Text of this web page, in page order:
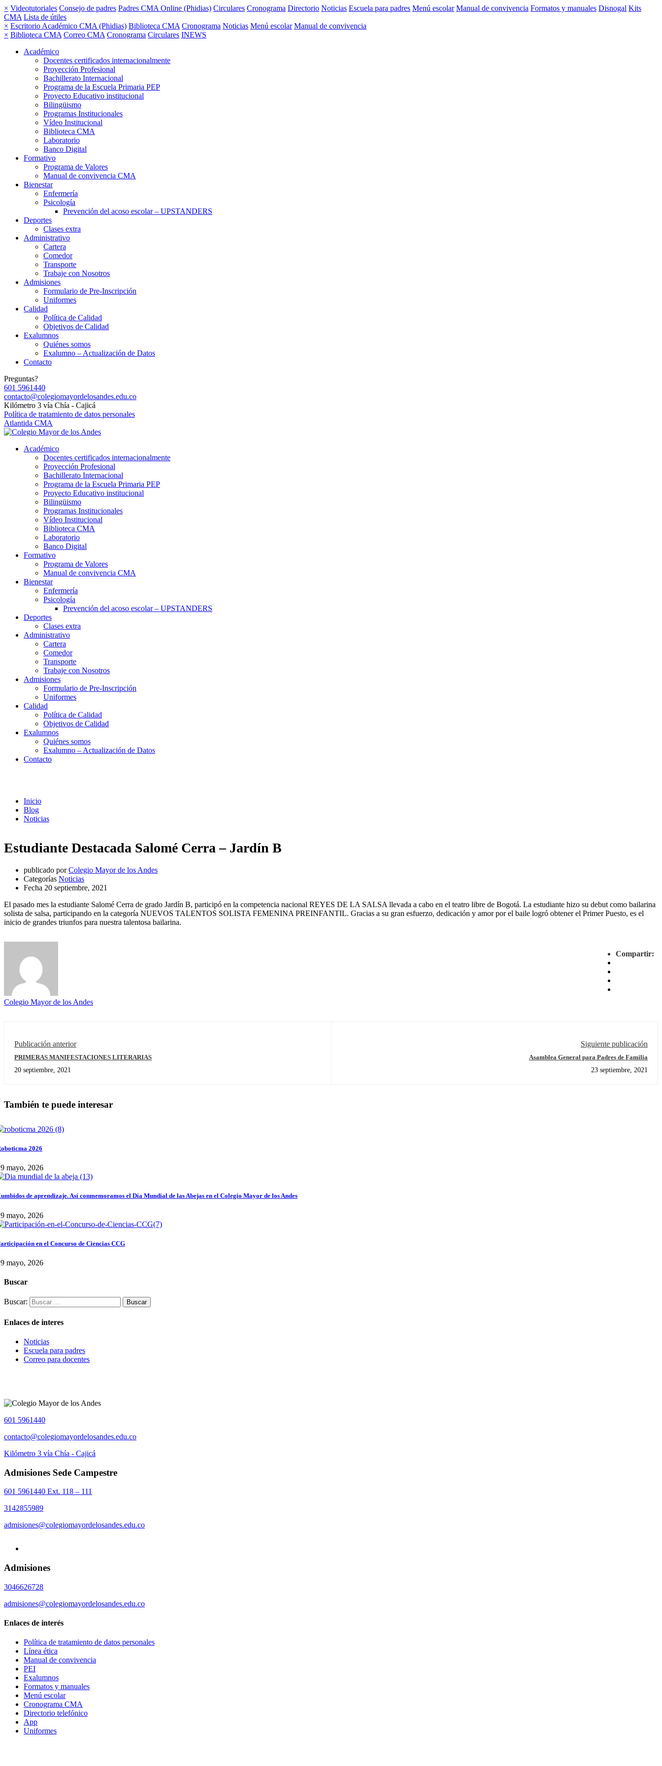
× Videotutoriales Consejo de padres Padres CMA Online (Phidias) Circulares Cronograma Directorio Noticias Escuela para padres Menú escolar Manual de convivencia Formatos y manuales Disnogal Kits
CMA Lista de útiles
× Escritorio Académico CMA (Phidias) Biblioteca CMA Cronograma Noticias Menú escolar Manual de convivencia
× Biblioteca CMA Correo CMA Cronograma Circulares INEWS
Académico
Docentes certificados internacionalmente
Proyección Profesional
Bachillerato Internacional
Programa de la Escuela Primaria PEP
Proyecto Educativo institucional
Bilingüismo
Programas Institucionales
Vídeo Institucional
Biblioteca CMA
Laboratorio
Banco Digital
Formativo
Programa de Valores
Manual de convivencia CMA
Bienestar
Enfermería
Psicología
Prevención del acoso escolar – UPSTANDERS
Deportes
Clases extra
Administrativo
Cartera
Comedor
Transporte
Trabaje con Nosotros
Admisiones
Formulario de Pre-Inscripción
Uniformes
Calidad
Política de Calidad
Objetivos de Calidad
Exalumnos
Quiénes somos
Exalumno – Actualización de Datos
Contacto
Preguntas?
601 5961440
contacto@colegiomayordelosandes.edu.co
Kilómetro 3 vía Chía - Cajicá
Política de tratamiento de datos personales
Atlantida CMA
Académico
Docentes certificados internacionalmente
Proyección Profesional
Bachillerato Internacional
Programa de la Escuela Primaria PEP
Proyecto Educativo institucional
Bilingüismo
Programas Institucionales
Vídeo Institucional
Biblioteca CMA
Laboratorio
Banco Digital
Formativo
Programa de Valores
Manual de convivencia CMA
Bienestar
Enfermería
Psicología
Prevención del acoso escolar – UPSTANDERS
Deportes
Clases extra
Administrativo
Cartera
Comedor
Transporte
Trabaje con Nosotros
Admisiones
Formulario de Pre-Inscripción
Uniformes
Calidad
Política de Calidad
Objetivos de Calidad
Exalumnos
Quiénes somos
Exalumno – Actualización de Datos
Contacto
Inicio
Blog
Noticias
Estudiante Destacada Salomé Cerra – Jardín B
publicado por Colegio Mayor de los Andes
Categorías Noticias
Fecha 20 septiembre, 2021
El pasado mes la estudiante Salomé Cerra de grado Jardín B, participó en la competencia nacional REYES DE LA SALSA llevada a cabo en el teatro libre de Bogotá. La estudiante hizo su debut como bailarina
solista de salsa, participando en la categoría NUEVOS TALENTOS SOLISTA FEMENINA PREINFANTIL. Gracias a su gran esfuerzo, dedicación y amor por el baile logró obtener el Primer Puesto, es el
inicio de grandes triunfos para nuestra talentosa bailarina.
Compartir:
Colegio Mayor de los Andes
Publicación anterior
PRIMERAS MANIFESTACIONES LITERARIAS
20 septiembre, 2021
Siguiente publicación
Asamblea General para Padres de Familia
23 septiembre, 2021
También te puede interesar
2026
mayo, 2026
de aprendizaje. Así conmemoramos el Día Mundial de las Abejas en el Colegio Mayor de los Andes
mayo, 2026
en el Concurso de Ciencias CCG
mayo, 2026
Buscar
Buscar:
Enlaces de interes
Noticias
Escuela para padres
Correo para docentes
601 5961440
contacto@colegiomayordelosandes.edu.co
Kilómetro 3 vía Chía - Cajicá
Admisiones Sede Campestre
601 5961440 Ext. 118 – 111
3142855989
admisiones@colegiomayordelosandes.edu.co
Admisiones
3046626728
admisiones@colegiomayordelosandes.edu.co
Enlaces de interés
Política de tratamiento de datos personales
Línea ética
Manual de convivencia
PEI
Exalumnos
Formatos y manuales
Menú escolar
Cronograma CMA
Directorio telefónico
App
Uniformes